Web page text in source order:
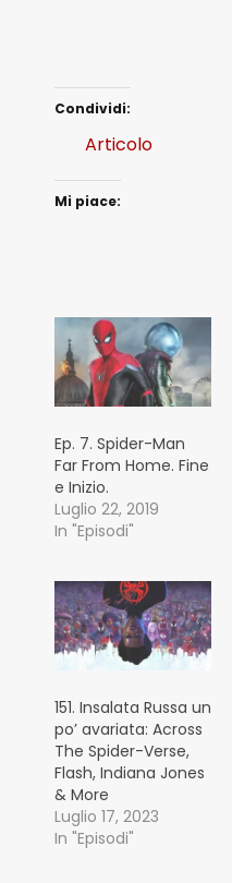
Condividi:
Articolo
Mi piace:
Ep. 7. Spider-Man
Far From Home. Fine
e Inizio.
Luglio 22, 2019
In "Episodi"
151. Insalata Russa un
po’ avariata: Across
The Spider-Verse,
Flash, Indiana Jones
& More
Luglio 17, 2023
In "Episodi"